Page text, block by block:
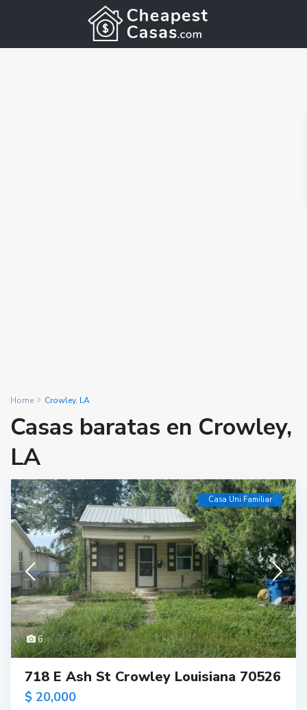
Home Crowley, LA
Casas baratas en Crowley,
LA
6
Casa Uni Familiar
718 E Ash St Crowley Louisiana 70526
$ 20,000